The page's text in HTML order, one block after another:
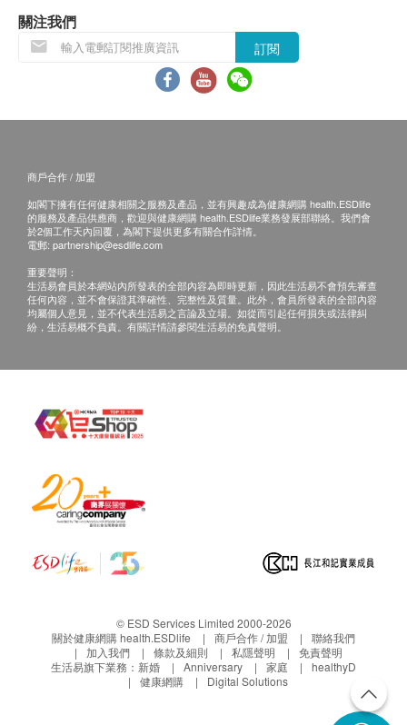
關注我們
訂閱
商戶合作 / 加盟
如閣下擁有任何健康相關之服務及產品，並有興趣成為健康網購 health.ESDlife
的服務及產品供應商，歡迎與健康網購 health.ESDlife業務發展部聯絡。我們會
於2個工作天內回覆，為閣下提供更多有關合作詳情。
電郵: partnership@esdlife.com
重要聲明：
生活易會員於本網站內所發表的全部內容為即時更新，因此生活易不會預先審查
任何內容，並不會保證其準確性、完整性及質量。此外，會員所發表的全部內容
均屬個人意見，並不代表生活易之言論及立場。如從而引起任何損失或法律糾
紛，生活易概不負責。有關詳情請參閱生活易的免責聲明。
© ESD Services Limited 2000-2026
關於健康網購 health.ESDlife
商戶合作 / 加盟
聯絡我們
加入我們
條款及細則 私隱聲明
免責聲明
生活易旗下業務： 新婚 Anniversary 家庭
healthyD
健康網購
Digital Solutions